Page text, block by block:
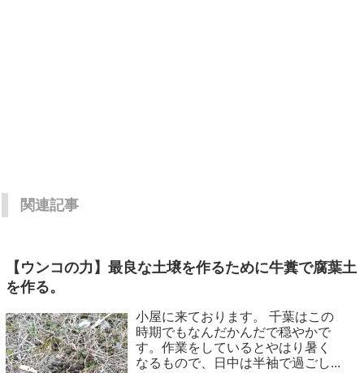
関連記事
【ウンコの力】最良な土壌を作るために牛糞で腐葉土
を作る。
小屋に来ております。 千葉はこの
時期でもなんだかんだで穏やかで
す。作業をしているとやはり暑く
なるもので、日中は半袖で過ごし...